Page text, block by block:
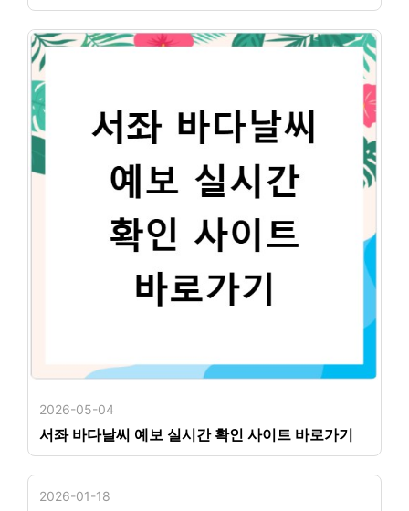
2026-05-04
서좌 바다날씨 예보 실시간 확인 사이트 바로가기
2026-01-18